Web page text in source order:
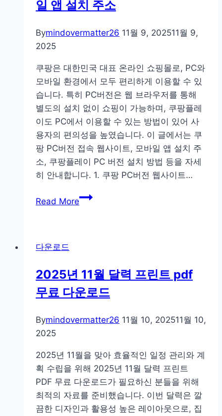
토
예
크
사
이
트
일 앱 설치 주소
Bymindovermatter26 11월 9, 202511월 9,
2025
쿠팡은 대한민국 대표 온라인 쇼핑몰로, PC와
모바일 환경에서 모두 편리하게 이용할 수 있
습니다. 특히 PC버전은 웹 브라우저를 통해
별도의 설치 없이 쇼핑이 가능하며, 쿠팡플레
이도 PC에서 이용할 수 있는 방법이 있어 사
용자의 편의성을 높였습니다. 이 글에서는 쿠
팡 PC버전 접속 웹사이트, 모바일 앱 설치 주
소, 쿠팡플레이 PC 버전 설치 방법 등을 자세
히 안내합니다. 1. 쿠팡 PC버전 웹사이트…
Read More쿠
속
웹
이
바
일
앱
설
치
다운로드
2025년 11월 달력 프린트 pdf
무료 다운로드
Bymindovermatter26 11월 10, 202511월 10,
2025
2025년 11월을 맞아 효율적인 일정 관리와 계
획 수립을 위해 2025년 11월 달력 프린트
PDF 무료 다운로드가 필요하신 분들을 위해
최적의 자료를 준비했습니다. 이번 달력은 깔
끔한 디자인과 활용성 높은 레이아웃으로, 집